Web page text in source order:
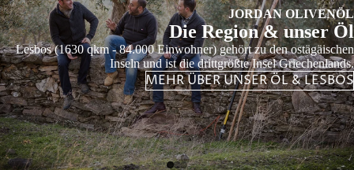
JORDAN OLIVENÖL
Die Region & unser Öl
Lesbos (1630 qkm - 84.000 Einwohner) gehört zu den ostägäischen
Inseln und ist die drittgrößte Insel Griechenlands.
MEHR ÜBER UNSER ÖL & LESBOS